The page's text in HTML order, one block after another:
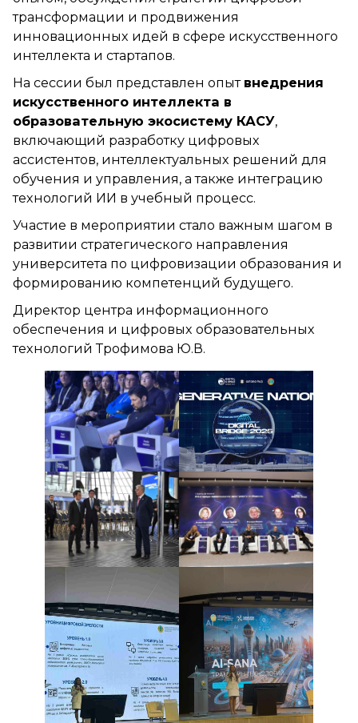
трансформации и продвижения
инновационных идей в сфере искусственного
интеллекта и стартапов.
На сессии был представлен опыт внедрения
искусственного интеллекта в
образовательную экосистему КАСУ,
включающий разработку цифровых
ассистентов, интеллектуальных решений для
обучения и управления, а также интеграцию
технологий ИИ в учебный процесс.
Участие в мероприятии стало важным шагом в
развитии стратегического направления
университета по цифровизации образования и
формированию компетенций будущего.
Директор центра информационного
обеспечения и цифровых образовательных
технологий Трофимова Ю.В.